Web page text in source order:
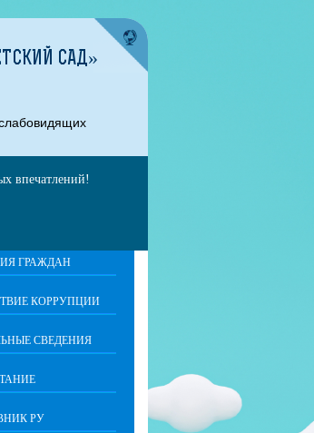
ГРАЖДАН
КОРРУПЦИИ
СВЕДЕНИЯ
РУ
САД»
впечатлений!